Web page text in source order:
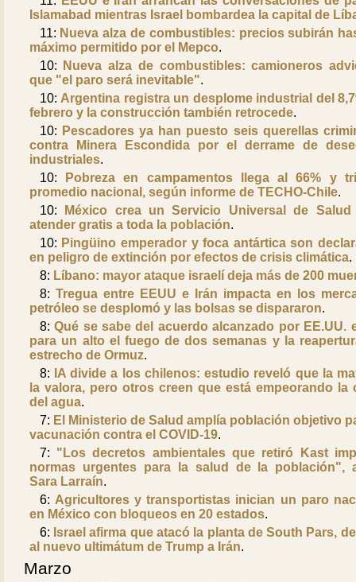
Islamabad mientras Israel bombardea la capital de
11: Nueva alza de combustibles: precios subirán
máximo permitido por el Mepco.
10:
Nueva alza de combustibles: camioneros
que "el paro será inevitable".
10: Argentina registra un desplome industrial del
febrero y la construcción también retrocede.
10: Pescadores ya han puesto seis querellas
contra Minera Escondida por el derrame de
industriales.
10:
Pobreza en campamentos llega al 66% y
promedio nacional, según informe de TECHO-Chile.
10:
México crea un Servicio Universal de Salud
atender gratis a toda la población.
10: Pingüino emperador y foca antártica son
en peligro de extinción por efectos de crisis climática.
8: Líbano: mayor ataque israelí deja más de 200
8: Tregua entre EEUU e Irán impacta en los
petróleo se desplomó y las bolsas se dispararon.
8:Qué se sabe del acuerdo alcanzado por EE.UU.
para un alto el fuego de dos semanas y la
estrecho de Ormuz.
8:
IA divide a los chilenos: estudio reveló que la
la valora, pero otros creen que está empeorando la
del agua.
7: El Ministerio de Salud amplía población objetivo
vacunación contra el COVID-19.
7: "Los decretos ambientales que retiró Kast
normas urgentes para la salud de la población",
Sara Larraín.
6: Agricultores y transportistas inician un paro
en México con bloqueos en 20 estados.
6: Israel afirma que atacó la planta de South Pars,
al nuevo ultimátum de Trump a Irán.
Marzo